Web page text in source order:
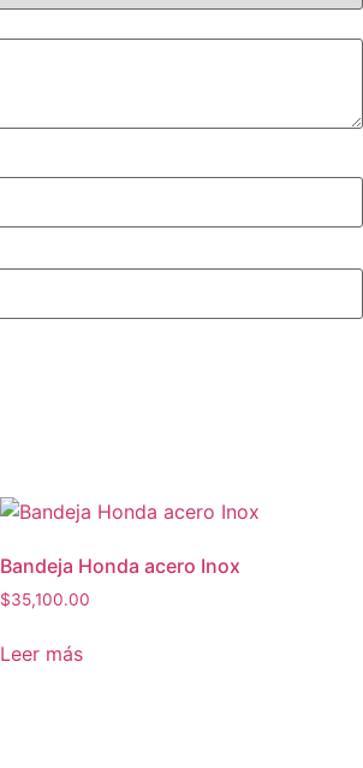
Bandeja Honda acero Inox
$35,100.00
Leer más